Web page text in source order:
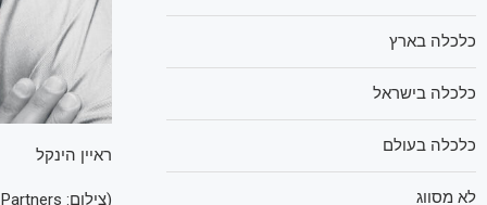
ראיין הינקל
(צילום: Insight Partners
כלכלה בארץ
כלכלה בישראל
כלכלה בעולם
לא מסווג